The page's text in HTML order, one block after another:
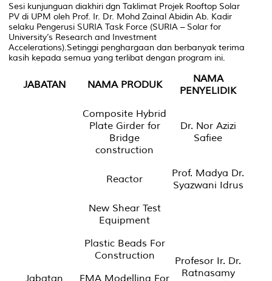
Sesi kunjunguan diakhiri dgn Taklimat Projek Rooftop Solar
PV di UPM oleh Prof. Ir. Dr. Mohd Zainal Abidin Ab. Kadir
selaku Pengerusi SURIA Task Force (SURIA – Solar for
University’s Research and Investment
Accelerations).Setinggi penghargaan dan berbanyak terima
kasih kepada semua yang terlibat dengan program ini.
JABATAN NAMA PRODUK
NAMA
PENYELIDIK
Jabatan
Composite Hybrid
Plate Girder for
Bridge
construction
Dr. Nor Azizi
Safiee
Reactor
Prof. Madya Dr.
Syazwani Idrus
New Shear Test
Equipment
Profesor Ir. Dr.
Ratnasamy
Plastic Beads For
Construction
FMA Modelling For